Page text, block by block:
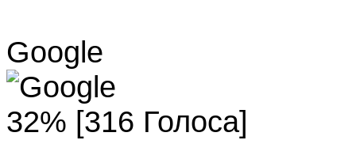
Google
32% [316 Голоса]